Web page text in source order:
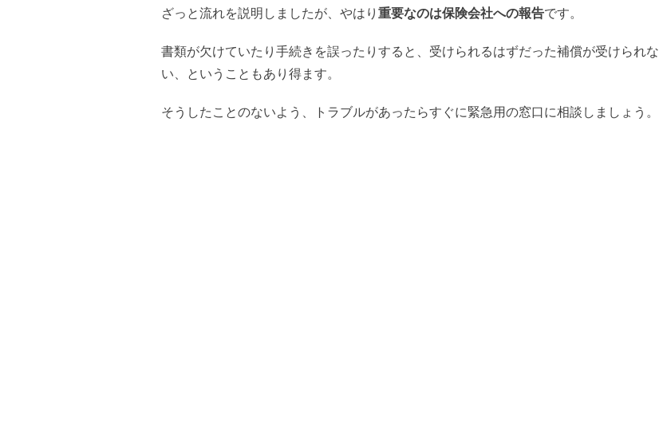
ざっと流れを説明しましたが、やはり 重要なのは保険会社への報告です。
書類が欠けていたり手続きを誤ったりすると、受けられるはずだった補償が受けられな
い、ということもあり得ます。
そうしたことのないよう、トラブルがあったらすぐに緊急用の窓口に相談しましょう。